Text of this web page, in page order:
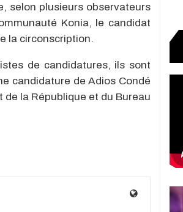
selon plusieurs observateurs
Konia, le candidat
la circonscription.
de candidatures, ils sont
candidature de Adios Condé
la République et du Bureau